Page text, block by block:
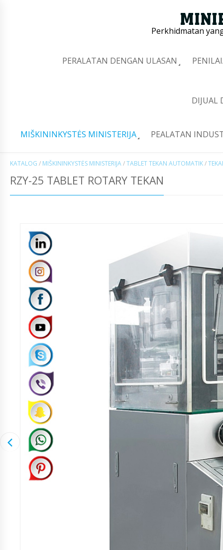
Perkhidmatan
PERALATAN DENGAN ULASAN
DIJUAL
MIŠKININKYSTĖS MINISTERIJA PEALATAN
KATALOG / MIŠKININKYSTĖS MINISTERIJA/TABLET TEKAN AUTOMATIK/
RZY-25 TABLET ROTARY TEKAN